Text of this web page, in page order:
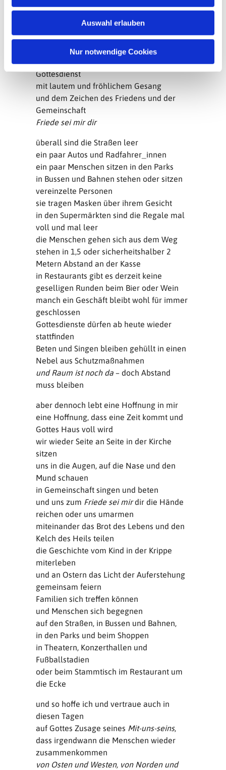
Auswahl erlauben
Nur notwendige Cookies
Bahn am Morgen
oder die übervollen Shopping-Center eher
gemieden
so fehlen mir diese jetzt
genauso wie ein gut besuchter
Gottesdienst
mit lautem und fröhlichem Gesang
und dem Zeichen des Friedens und der
Gemeinschaft
Friede sei mir dir
überall sind die Straßen leer
ein paar Autos und Radfahrer_innen
ein paar Menschen sitzen in den Parks
in Bussen und Bahnen stehen oder sitzen
vereinzelte Personen
sie tragen Masken über ihrem Gesicht
in den Supermärkten sind die Regale mal
voll und mal leer
die Menschen gehen sich aus dem Weg
stehen in 1,5 oder sicherheitshalber 2
Metern Abstand an der Kasse
in Restaurants gibt es derzeit keine
geselligen Runden beim Bier oder Wein
manch ein Geschäft bleibt wohl für immer
geschlossen
Gottesdienste dürfen ab heute wieder
stattfinden
Beten und Singen bleiben gehüllt in einen
Nebel aus Schutzmaßnahmen
und Raum ist noch da – doch Abstand
muss bleiben
aber dennoch lebt eine Hoffnung in mir
eine Hoffnung, dass eine Zeit kommt und
Gottes Haus voll wird
wir wieder Seite an Seite in der Kirche
sitzen
uns in die Augen, auf die Nase und den
Mund schauen
in Gemeinschaft singen und beten
und uns zum Friede sei mirdir die Hände
reichen oder uns umarmen
miteinander das Brot des Lebens und den
Kelch des Heils teilen
die Geschichte vom Kind in der Krippe
miterleben
und an Ostern das Licht der Auferstehung
gemeinsam feiern
Familien sich treffen können
und Menschen sich begegnen
auf den Straßen, in Bussen und Bahnen,
in den Parks und beim Shoppen
in Theatern, Konzerthallen und
Fußballstadien
oder beim Stammtisch im Restaurant um
die Ecke
und so hoffe ich und vertraue auch in
diesen Tagen
auf Gottes Zusage seines Mit-uns-seins,
dass irgendwann die Menschen wieder
zusammenkommen
von Osten und Westen, von Norden und